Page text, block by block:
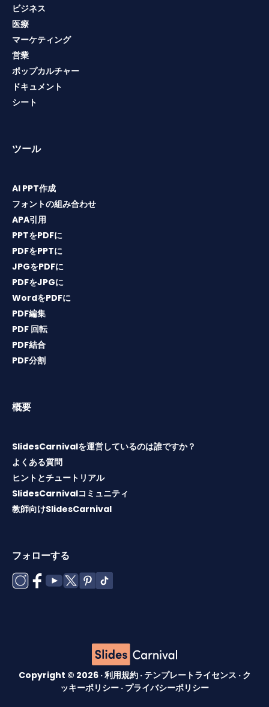
ビジネス
医療
マーケティング
営業
ポップカルチャー
ドキュメント
シート
ツール
AI PPT作成
フォントの組み合わせ
APA引用
PPTをPDFに
PDFをPPTに
JPGをPDFに
PDFをJPGに
WordをPDFに
PDF編集
PDF 回転
PDF結合
PDF分割
概要
SlidesCarnivalを運営しているのは誰ですか？
よくある質問
ヒントとチュートリアル
SlidesCarnivalコミュニティ
教師向けSlidesCarnival
フォローする
Copyright © 2026 ·利用規約 · テンプレートライセンス · ク
ッキーポリシー · プライバシーポリシー